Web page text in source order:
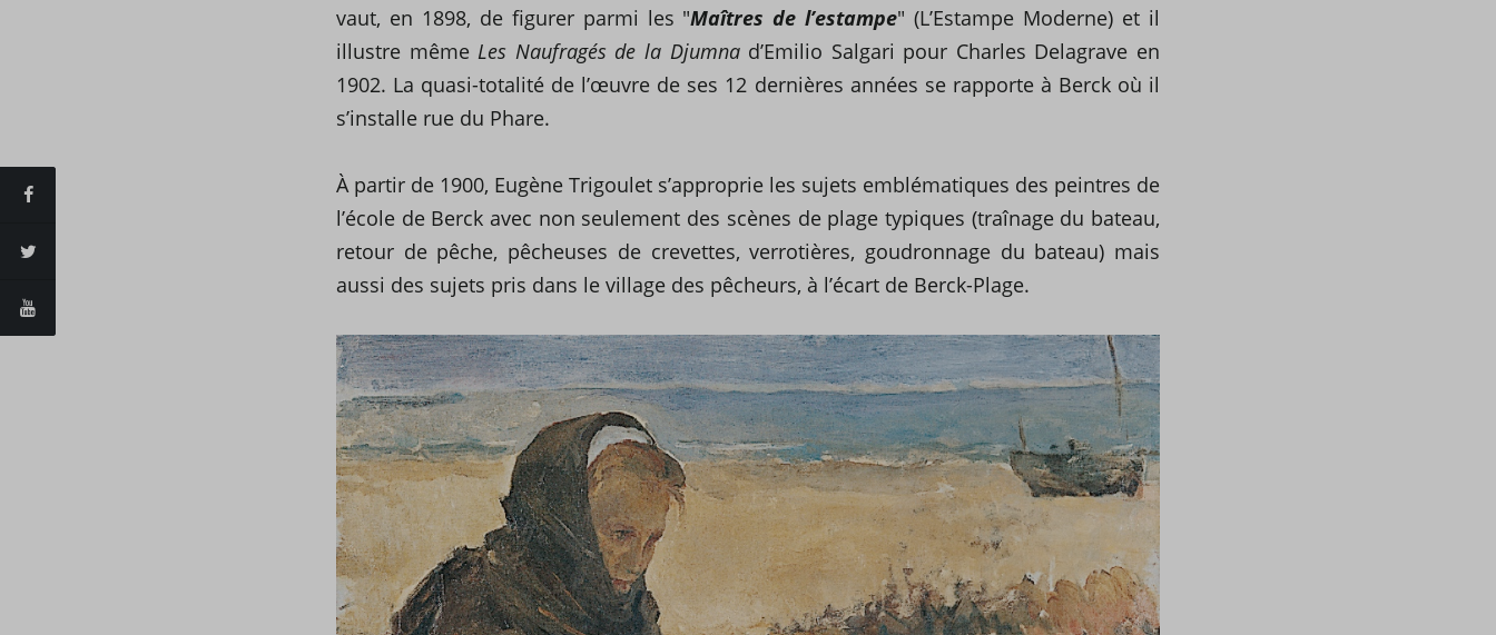
vaut, en 1898, de figurer parmi les "Maîtres de l’estampe" (L’Estampe Moderne) et il
illustre mêmeLes Naufragés de la Djumna d’Emilio Salgari pour Charles Delagrave en
1902. La quasi-totalité de l’œuvre de ses 12 dernières années se rapporte à Berck où il
s’installe rue du Phare.
À partir de 1900, Eugène Trigoulet s’approprie les sujets emblématiques des peintres de
l’école de Berck avec non seulement des scènes de plage typiques (traînage du bateau,
retour de pêche, pêcheuses de crevettes, verrotières, goudronnage du bateau) mais
aussi des sujets pris dans le village des pêcheurs, à l’écart de Berck-Plage.